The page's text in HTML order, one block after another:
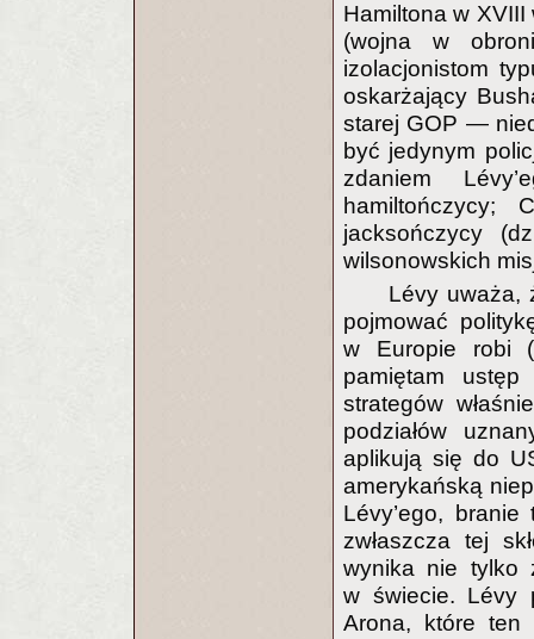
Hamiltona w
(wojna w
izolacjonistom
oskarżający
starej GOP —
być jedynym
zdaniem
hamiltończycy;
jacksończycy
wilsonowskich
Lévy uważa,
pojmować
w Europie robi
pamiętam ustęp
strategów
podziałów
aplikują się do
amerykańską
Lévy’ego,
zwłaszcza tej
wynika nie tylko
w świecie. Lévy
Arona, które ten